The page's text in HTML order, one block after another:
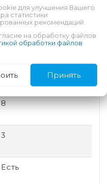
8
3
Есть
для улучшения Вашего
статистики
рекомендаций.
на обработку файлов
обработки файлов
Принять